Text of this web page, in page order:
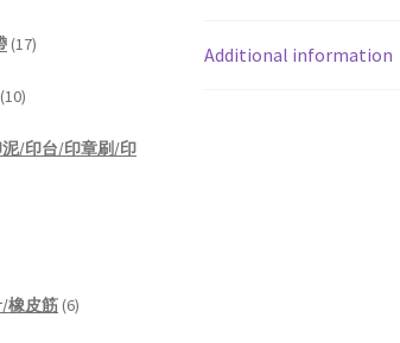
Additional information
1717
1010
/印台/印章刷/印
橡皮筋 66